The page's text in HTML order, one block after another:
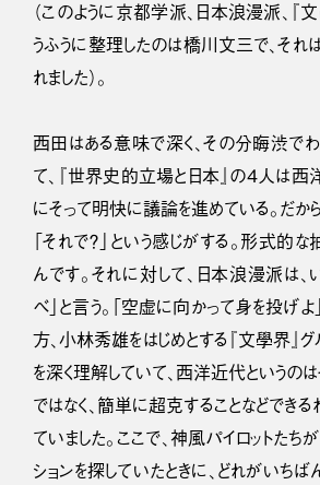
（このように京都学派、日本浪漫派、『
うふうに整理したのは橋川文三で、そ
れました）。
西田はある意味で深く、その分晦渋で
て、『世界史的立場と日本』の４人は
にそって明快に議論を進めている。だか
「それで？」という感じがする。形式的
んです。それに対して、日本浪漫派は
べ」と言う。「空虚に向かって身を投げよ
方、小林秀雄をはじめとする『文學界』
を深く理解していて、西洋近代というの
ではなく、簡単に超克することなどできる
ていました。ここで、神風パイロットたち
ションを探していたときに、どれがいち